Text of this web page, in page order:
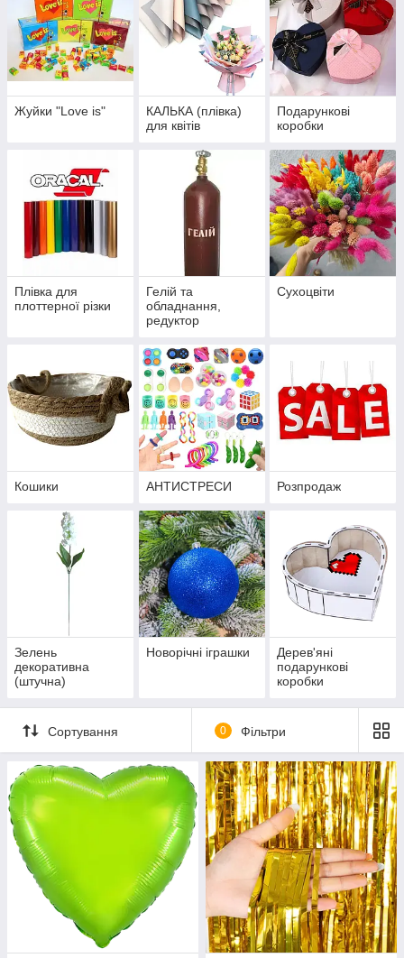
Жуйки "Love is"
КАЛЬКА (плівка)
для квітів
Подарункові
коробки
Плівка для
плоттерної різки
Гелій та
обладнання,
редуктор
Сухоцвіти
Кошики АНТИСТРЕСИ Розпродаж
Зелень
декоративна
(штучна)
Новорічні іграшки
Дерев'яні
подарункові
коробки
Сортування 0 Фільтри